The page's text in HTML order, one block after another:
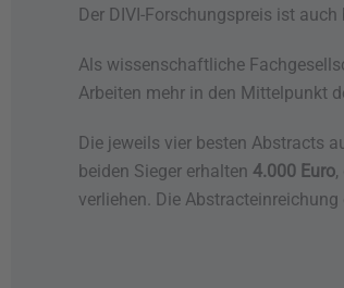
Der DIVI-Forschungspreis ist
Als wissenschaftliche
Arbeiten mehr in den Mittelpunkt
Die jeweils vier besten Abstracts
beiden Sieger erhalten 4.000 Euro
verliehen. Die